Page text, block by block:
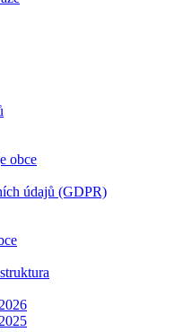
obce
údajů (GDPR)